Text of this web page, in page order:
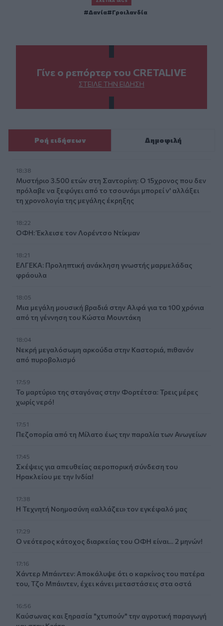
Δανία Γροιλανδία
Γίνε ο ρεπόρτερ του CRETALIVE
ΣΤΕΊΛΕ ΤΗΝ ΕΊΔΗΣΗ
Ροή ειδήσεων Δημοφιλή
18:38
Μυστήριο 3.500 ετών στη Σαντορίνη: Ο 15χρονος που δεν
πρόλαβε να ξεφύγει από το τσουνάμι μπορεί ν' αλλάξει
τη χρονολογία της μεγάλης έκρηξης
18:22
ΟΦΗ: Έκλεισε τον Λορέντσο Ντίκμαν
18:21
ΕΛΓΕΚΑ: Προληπτική ανάκληση γνωστής μαρμελάδας
φράουλα
18:05
Μια μεγάλη μουσική βραδιά στην Αλφά για τα 100 χρόνια
από τη γέννηση του Κώστα Μουντάκη
18:04
Νεκρή μεγαλόσωμη αρκούδα στην Καστοριά, πιθανόν
από πυροβολισμό
17:59
Το μαρτύριο της σταγόνας στην Φορτέτσα: Τρεις μέρες
χωρίς νερό!
17:51
Πεζοπορία από τη Μίλατο έως την παραλία των Ανωγείων
17:45
Σκέψεις για απευθείας αεροπορική σύνδεση του
Ηρακλείου με την Ινδία!
17:38
Η Τεχνητή Νοημοσύνη «αλλάζει» τον εγκέφαλό μας
17:29
Ο νεότερος κάτοχος διαρκείας του ΟΦΗ είναι... 2 μηνών!
17:16
Χάντερ Μπάιντεν: Αποκάλυψε ότι ο καρκίνος του πατέρα
του, Τζο Μπάιντεν, έχει κάνει μεταστάσεις στα οστά
16:56
Καύσωνας και ξηρασία "χτυπούν" την αγροτική παραγωγή